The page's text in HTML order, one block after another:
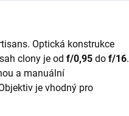
Optická konstrukce
clony je od f/0,95 do f/16.
a manuální
je vhodný pro